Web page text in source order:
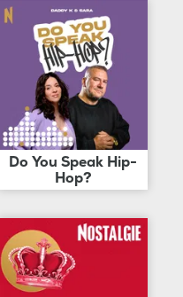
Do You Speak Hip-
Hop?